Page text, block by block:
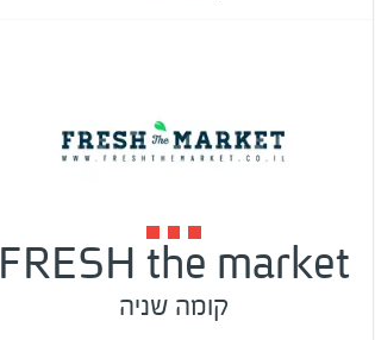
FRESH the market
קומה שניה